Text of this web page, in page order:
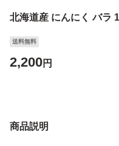
北海道産 にんにく バラ
送料無料
2,200円
商品説明